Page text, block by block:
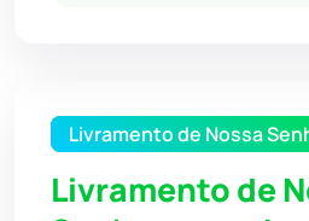
Livramento de Nossa
Livramento de